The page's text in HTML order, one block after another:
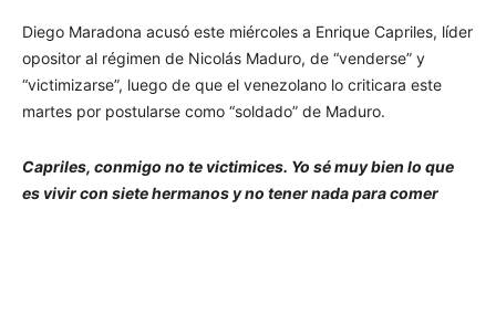
Diego Maradona acusó este miércoles a Enrique Capriles, líder
opositor al régimen de Nicolás Maduro, de “venderse” y
“victimizarse”, luego de que el venezolano lo criticara este
martes por postularse como “soldado” de Maduro.
Capriles, conmigo no te victimices. Yo sé muy bien lo que
es vivir con siete hermanos y no tener nada para comer